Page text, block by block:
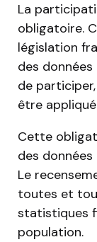
La
obligatoire.
législation
des
de
être
Cette
des
Le
toutes et
statistiques
population.